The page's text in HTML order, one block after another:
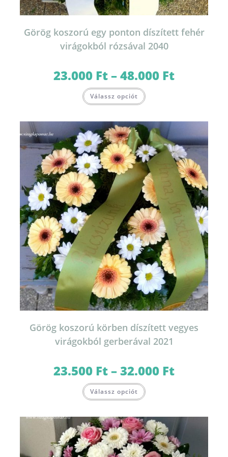
Görög koszorú egy ponton díszített fehér
virágokból rózsával 2040
23.000 Ft–48.000 Ft23.000 Ft
Válassz opciót a
van.
A
változatok
a
termékoldalon
választhatók
ki
Görög koszorú körben díszített vegyes
virágokból gerberával 2021
23.500 Ft–32.000 Ft23.500 Ft
Válassz opciót a
variációja
van.
A
változatok
a
termékoldalon